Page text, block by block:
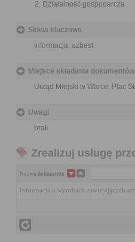
Działalność gospodarcza
Słowa kluczowe
informacja, azbest
Miejsce składania dokumentów
Urząd Miejski w Warce, Plac
Uwagi
brak
Zrealizuj usługę
Nazwa dokumentu
Informacja o wyrobach zawierających